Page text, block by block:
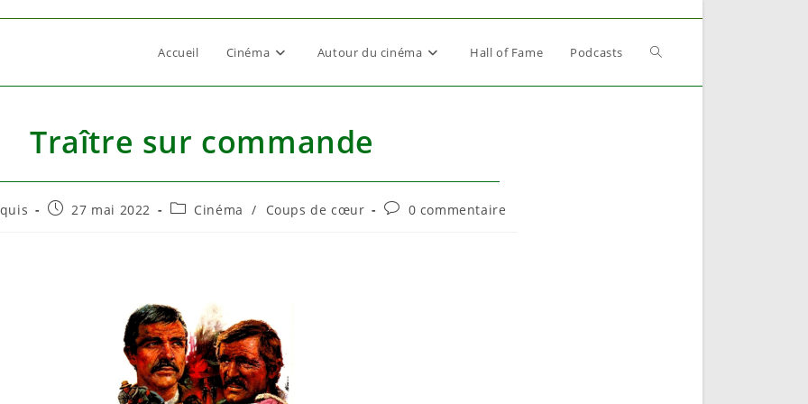
Accueil Cinéma Autour du cinéma Hall of Fame Podcasts Toggle
Traître sur commande
Publication
27 mai 2022
PostCinéma / Coups de cœur
Commentaires
0 commentaire